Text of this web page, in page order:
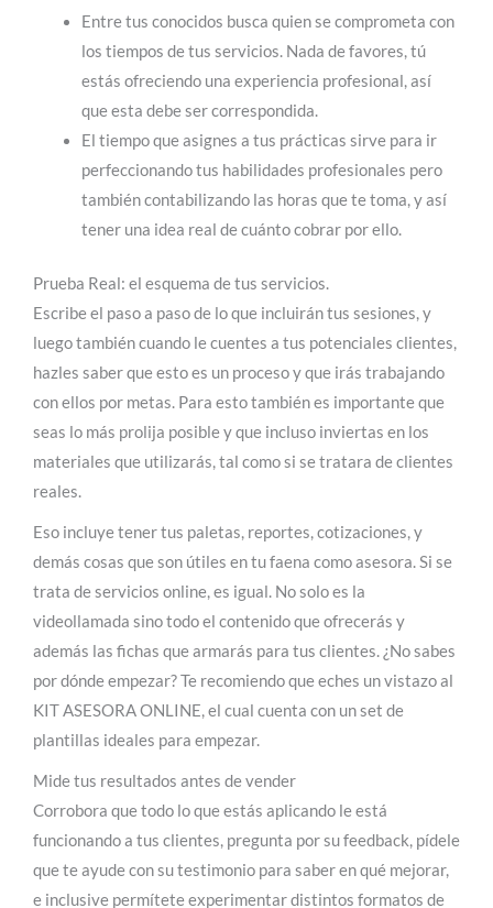
Entre tus conocidos busca quien se comprometa con
los tiempos de tus servicios. Nada de favores, tú
estás ofreciendo una experiencia profesional, así
que esta debe ser correspondida.
El tiempo que asignes a tus prácticas sirve para ir
perfeccionando tus habilidades profesionales pero
también contabilizando las horas que te toma, y así
tener una idea real de cuánto cobrar por ello.
Prueba Real: el esquema de tus servicios.
Escribe el paso a paso de lo que incluirán tus sesiones, y
luego también cuando le cuentes a tus potenciales clientes,
hazles saber que esto es un proceso y que irás trabajando
con ellos por metas. Para esto también es importante que
seas lo más prolija posible y que incluso inviertas en los
materiales que utilizarás, tal como si se tratara de clientes
reales.
Eso incluye tener tus paletas, reportes, cotizaciones, y
demás cosas que son útiles en tu faena como asesora. Si se
trata de servicios online, es igual. No solo es la
videollamada sino todo el contenido que ofrecerás y
además las fichas que armarás para tus clientes. ¿No sabes
por dónde empezar? Te recomiendo que eches un vistazo al
KIT ASESORA ONLINE, el cual cuenta con un set de
plantillas ideales para empezar.
Mide tus resultados antes de vender
Corrobora que todo lo que estás aplicando le está
funcionando a tus clientes, pregunta por su feedback, pídele
que te ayude con su testimonio para saber en qué mejorar,
e inclusive permítete experimentar distintos formatos de